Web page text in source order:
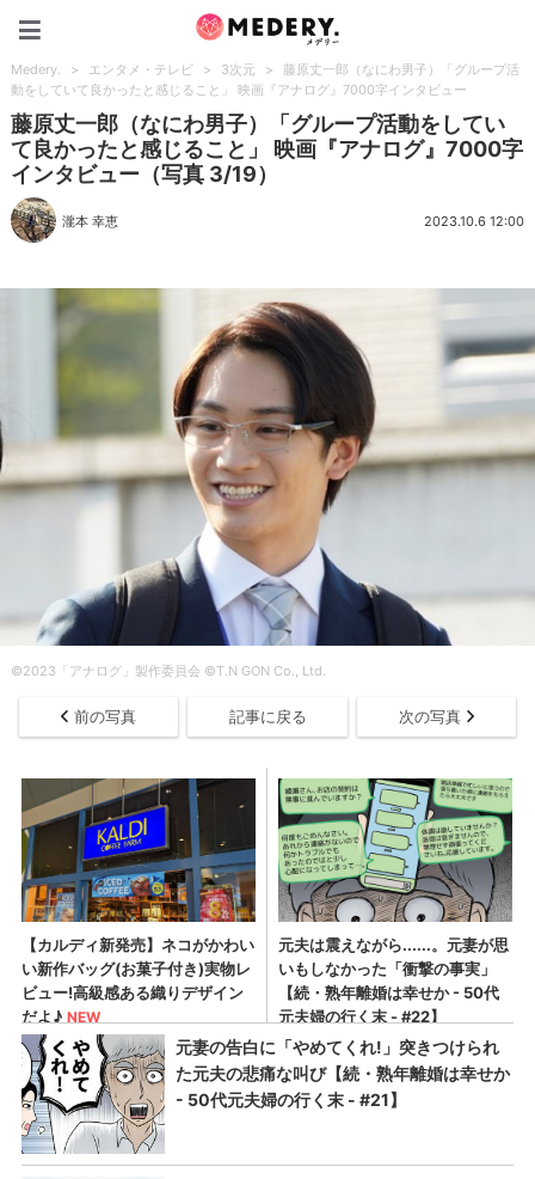
Medery. > エンタメ・テレビ > 3次元 >
藤原丈一郎（なにわ男子）「グループ活
動をしていて良かったと感じること」 映画『アナログ』7000字インタビュー
藤原丈一郎（なにわ男子）「グループ活動をしてい
て良かったと感じること」 映画『アナログ』7000字
インタビュー（写真 3/19）
瀧本 幸恵 2023.10.6 12:00
©︎2023「アナログ」製作委員会 ©︎T.N GON Co., Ltd.
前の写真 記事に戻る 次の写真